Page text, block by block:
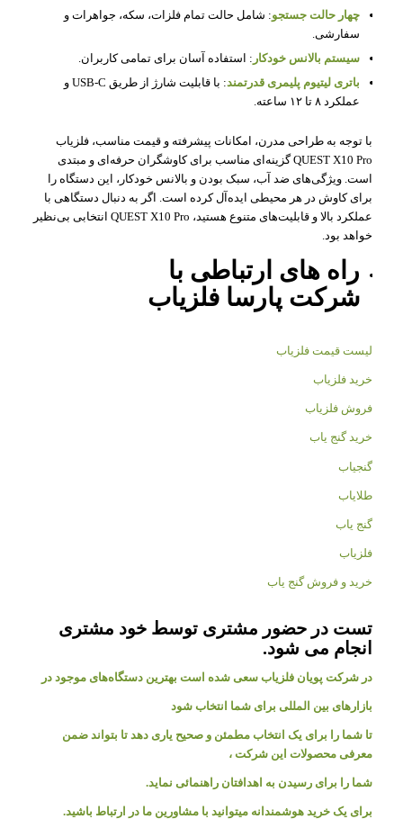
چهار حالت جستجو: شامل حالت تمام فلزات، سکه، جواهرات و
سفارشی.
سیستم بالانس خودکار : استفاده آسان برای تمامی کاربران.
باتری لیتیوم پلیمری قدرتمند
: با قابلیت شارژ از طریق USB-C و
عملکرد ۸ تا ۱۲ ساعته.
با توجه به طراحی مدرن، امکانات پیشرفته و قیمت مناسب، فلزیاب
QUEST X10 Pro گزینه‌ای مناسب برای کاوشگران حرفه‌ای و مبتدی
است. ویژگی‌های ضد آب، سبک بودن و بالانس خودکار، این دستگاه را
برای کاوش در هر محیطی ایده‌آل کرده است. اگر به دنبال دستگاهی با
عملکرد بالا و قابلیت‌های متنوع هستید، QUEST X10 Pro انتخابی بی‌نظیر
خواهد بود.
راه های ارتباطی با
شرکت پارسا فلزیاب
لیست قیمت فلزیاب
خرید فلزیاب
فروش فلزیاب
خرید گنج یاب
گنجیاب
طلایاب
گنج یاب
فلزیاب
خرید و فروش گنج یاب
تست در حضور مشتری توسط خود مشتری
انجام می شود.
در شرکت پویان فلزیاب سعی شده است بهترین دستگاه‌های موجود در
بازار‌های بین المللی برای شما انتخاب شود
تا شما را برای یک انتخاب مطمئن و صحیح یاری دهد تا بتواند ضمن
معرفی محصولات این شرکت ،
شما را برای رسیدن به اهدافتان راهنمائی نماید.
برای یک خرید هوشمندانه میتوانید با مشاورین ما در ارتباط باشید.